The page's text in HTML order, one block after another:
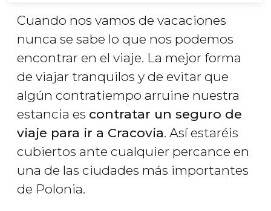
Cuando nos vamos de vacaciones
nunca se sabe lo que nos podemos
encontrar en el viaje. La mejor forma
de viajar tranquilos y de evitar que
algún contratiempo arruine nuestra
estancia es contratar un seguro de
viaje para ir a Cracovia. Así estaréis
cubiertos ante cualquier percance en
una de las ciudades más importantes
de Polonia.